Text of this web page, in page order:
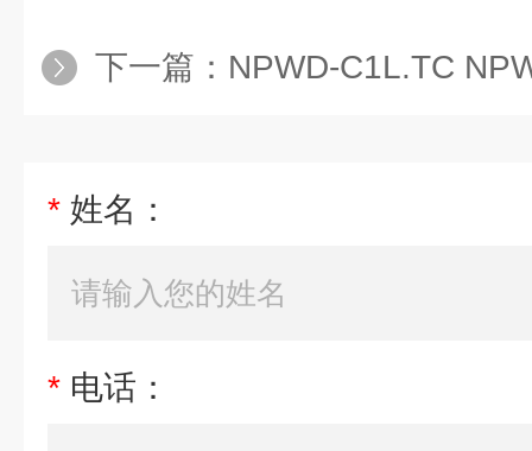
下一篇： NPWD-C1L.TC NPWD-CD1L1L.T热
* 姓名：
* 电话：